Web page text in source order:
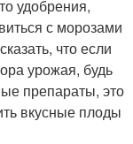
удобрения,
с морозами
что если
урожая, будь
препараты, это
вкусные плоды